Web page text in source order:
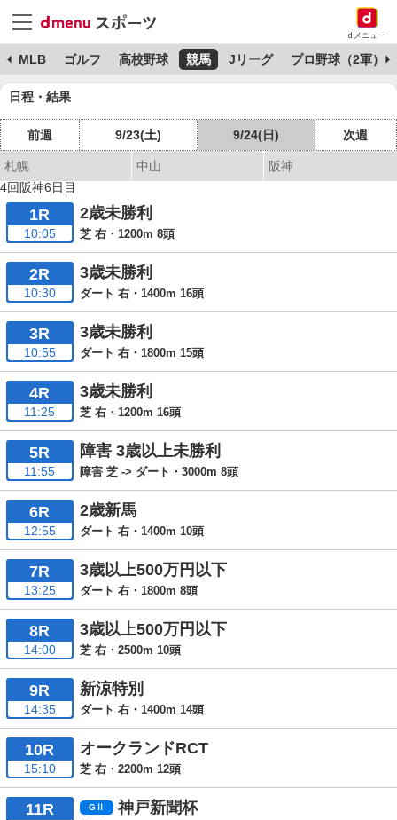
dメニュー
MLB ゴルフ 高校野球 競馬 Jリーグ プロ野球（2軍）
日程・結果
前週 9/23(土) 9/24(日) 次週
札幌 中山
阪神
4回阪神6日目
1R
10:05
2歳未勝利
芝 右・1200m 8頭
2R
10:30
3歳未勝利
ダート 右・1400m 16頭
3R
10:55
3歳未勝利
ダート 右・1800m 15頭
4R
11:25
3歳未勝利
芝 右・1200m 16頭
5R
11:55
障害 3歳以上未勝利
障害 芝 -> ダート・3000m 8頭
6R
12:55
2歳新馬
ダート 右・1400m 10頭
7R
13:25
3歳以上500万円以下
ダート 右・1800m 8頭
8R
14:00
3歳以上500万円以下
芝 右・2500m 10頭
9R
14:35
新涼特別
ダート 右・1400m 14頭
10R
15:10
オークランドRCT
芝 右・2200m 12頭
11R 神戸新聞杯